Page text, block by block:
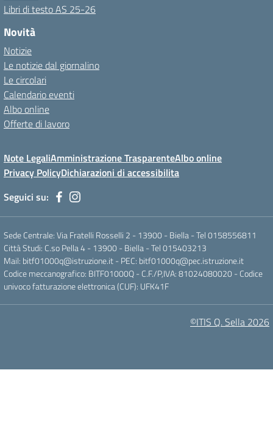
Libri di testo AS 25-26
Novità
Notizie
Le notizie dal giornalino
Le circolari
Calendario eventi
Albo online
Offerte di lavoro
Note LegaliAmministrazione TrasparenteAlbo online
Privacy PolicyDichiarazioni di accessibilita
Seguici su:
Sede Centrale: Via Fratelli Rosselli 2 - 13900 - Biella - Tel 0158556811
Città Studi: C.so Pella 4 - 13900 - Biella - Tel 015403213
Mail: bitf01000q@istruzione.it- PEC: bitf01000q@pec.istruzione.it
Codice meccanografico: BITF01000Q - C.F./P,IVA: 81024080020 - Codice
univoco fatturazione elettronica (CUF): UFK41F
©ITIS Q. Sella 2026